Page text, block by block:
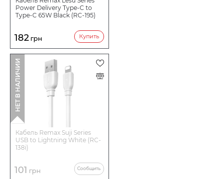
Power Delivery Type-C to
Type-C 65W Black (RC-195)
182 грн Купить
Кабель Remax Suji Series
USB to Lightning White (RC-
138i)
101 грн Сообщить
НЕТ В НАЛИЧИИ